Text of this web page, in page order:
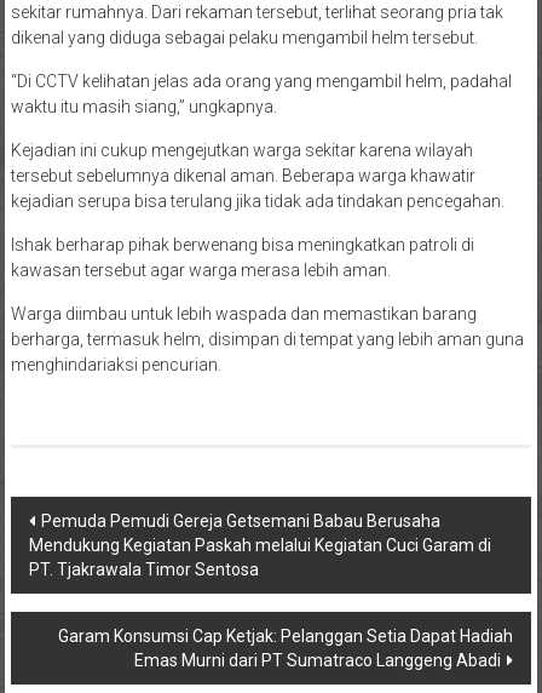
sekitar rumahnya. Dari rekaman tersebut, terlihat seorang pria tak
dikenal yang diduga sebagai pelaku mengambil helm tersebut.
“Di CCTV kelihatan jelas ada orang yang mengambil helm, padahal
waktu itu masih siang,” ungkapnya.
Kejadian ini cukup mengejutkan warga sekitar karena wilayah
tersebut sebelumnya dikenal aman. Beberapa warga khawatir
kejadian serupa bisa terulang jika tidak ada tindakan pencegahan.
Ishak berharap pihak berwenang bisa meningkatkan patroli di
kawasan tersebut agar warga merasa lebih aman.
Warga diimbau untuk lebih waspada dan memastikan barang
berharga, termasuk helm, disimpan di tempat yang lebih aman guna
menghindariaksi pencurian.
Navigasi
pos
Pemuda Pemudi Gereja Getsemani Babau Berusaha
Mendukung Kegiatan Paskah melalui Kegiatan Cuci Garam di
PT. Tjakrawala Timor Sentosa
Garam Konsumsi Cap Ketjak: Pelanggan Setia Dapat Hadiah
Emas Murni dari PT Sumatraco Langgeng Abadi